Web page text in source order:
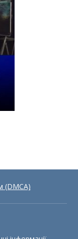
(DMCA)